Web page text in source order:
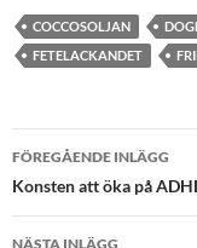
COCCOSOLJAN
FETELACKANDET
FÖREGÅENDE INLÄGG
Konsten att öka på
NÄSTA INLÄGG